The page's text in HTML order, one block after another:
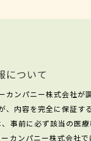
について
ンパニー株式会社が
内容を完全に保証す
事前に必ず該当の医療
ンパニー株式会社